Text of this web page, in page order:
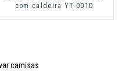
com caldeira YT-001D